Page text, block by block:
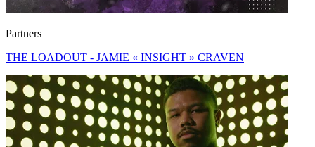
Partners
THE LOADOUT - JAMIE « INSIGHT » CRAVEN